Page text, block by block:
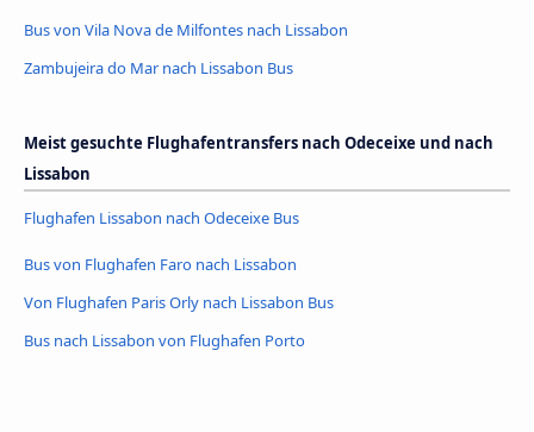
Bus von Vila Nova de Milfontes nach Lissabon
Zambujeira do Mar nach Lissabon Bus
Meist gesuchte Flughafentransfers nach Odeceixe und nach
Lissabon
Flughafen Lissabon nach Odeceixe Bus
Bus von Flughafen Faro nach Lissabon
Von Flughafen Paris Orly nach Lissabon Bus
Bus nach Lissabon von Flughafen Porto